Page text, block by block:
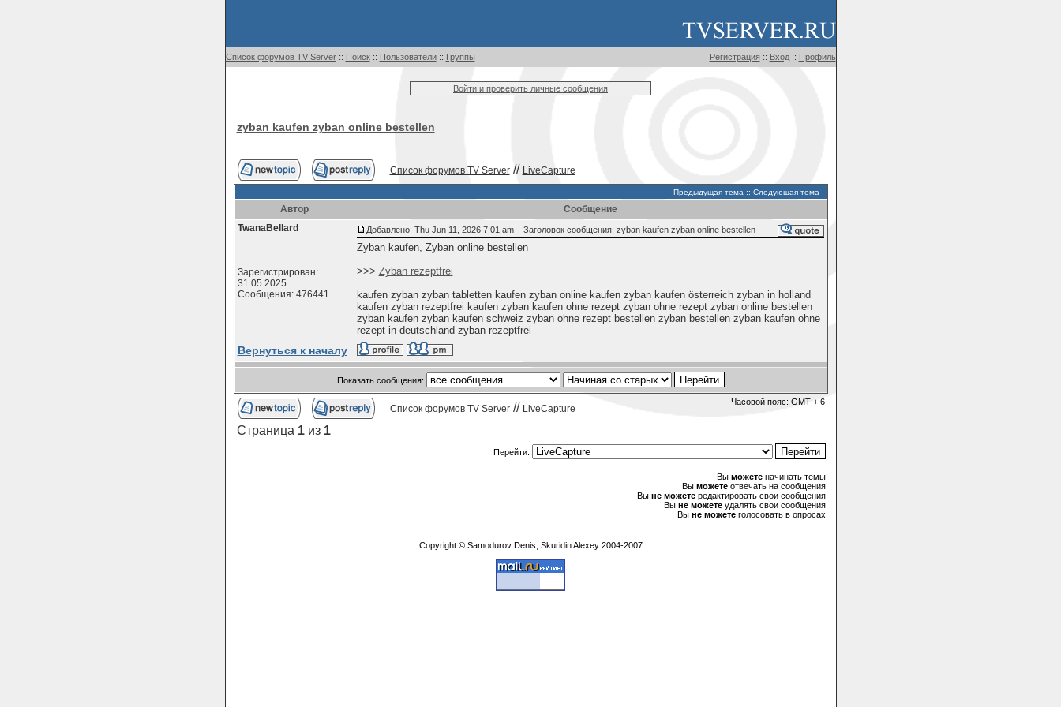
Список форумов TV Server:: Поиск:: Пользователи:: Группы Регистрация :: Вход:: Профиль
Войти и проверить личные сообщения
zyban kaufen zyban online bestellen
Список форумов TV Server// LiveCapture
Предыдущая тема :: Следующая тема
Автор
Сообщение
TwanaBellard
Зарегистрирован:
31.05.2025
Сообщения: 476441
Добавлено: Thu Jun 11, 2026 7:01 am Заголовок сообщения: zyban kaufen zyban online bestellen
Zyban kaufen, Zyban online bestellen
>>> Zyban rezeptfrei
kaufen zyban zyban tabletten kaufen zyban online kaufen zyban kaufen österreich zyban in holland
kaufen zyban rezeptfrei kaufen zyban kaufen ohne rezept zyban ohne rezept zyban online bestellen
zyban kaufen zyban kaufen schweiz zyban ohne rezept bestellen zyban bestellen zyban kaufen ohne
rezept in deutschland zyban rezeptfrei
Вернуться к началу
Показать сообщения:
Список форумов TV Server// LiveCapture
Часовой пояс: GMT + 6
Страница 1из 1
Перейти:
Вы можетеначинать темы
Вы можетеотвечать на сообщения
Вы не можетередактировать свои сообщения
Вы не можетеудалять свои сообщения
Вы не можетеголосовать в опросах
Copyright © Samodurov Denis, Skuridin Alexey 2004-2007